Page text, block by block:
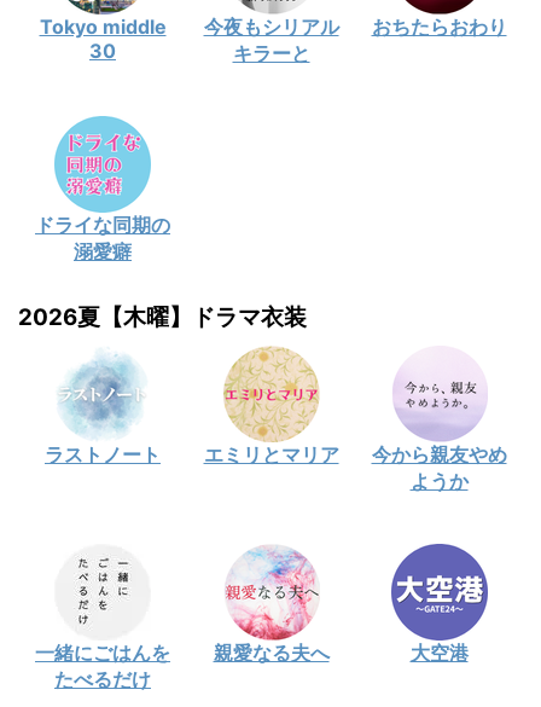
Tokyo middle
30
今夜もシリアル
キラーと
おちたらおわり
ドライな同期の
溺愛癖
2026夏【木曜】ドラマ衣装
ラストノート エミリとマリア
今から親友やめ
ようか
一緒にごはんを
たべるだけ
親愛なる夫へ 大空港